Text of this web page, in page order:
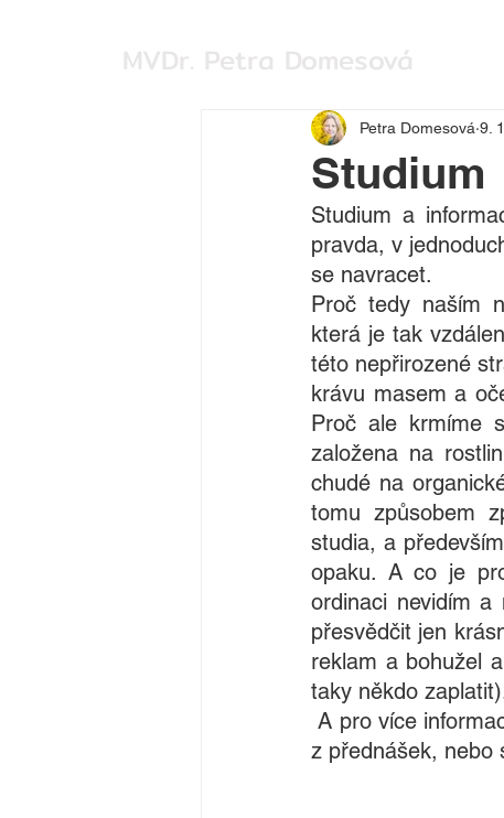
MVDr. Petra Domesová
Studium
Petra Domesová 9.
Studium a
pravda, v
se navracet.
Proč tedy naším
která je tak
této nepřirozené
krávu masem a
Proč ale krmíme
založena na
chudé na
tomu způsobem
studia, a
opaku. A co je
ordinaci nevidím
přesvědčit jen
reklam a bohužel
taky někdo
A pro více informací se s Vámi ráda někdy/někde v příštím roce setkám na některé
z přednášek, nebo